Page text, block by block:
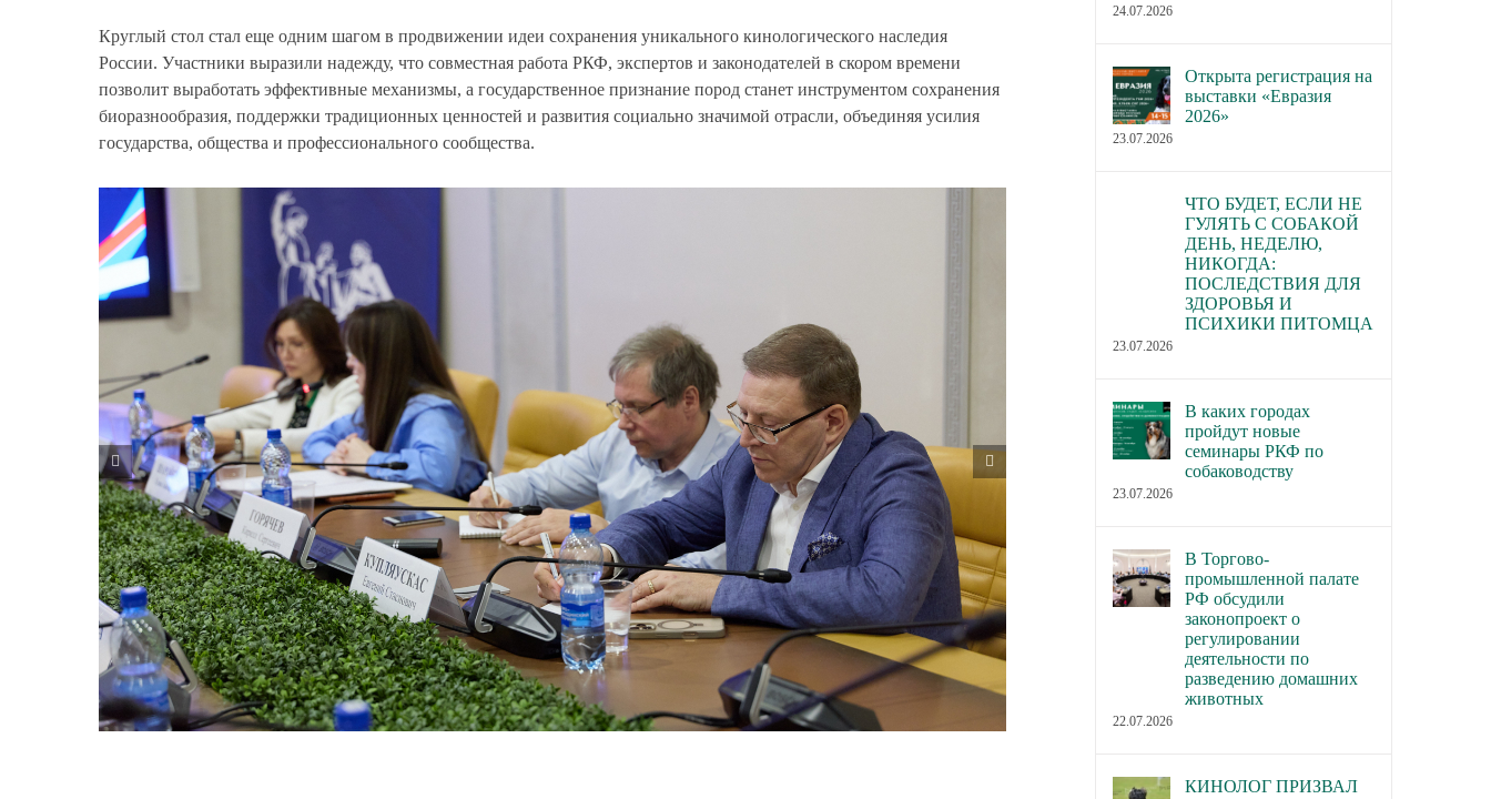
Круглый стол стал еще одним шагом в продвижении идеи сохранения уникального кинологического наследия
России. Участники выразили надежду, что совместная работа РКФ, экспертов и законодателей в скором времени
позволит выработать эффективные механизмы, а государственное признание пород станет инструментом сохранения
биоразнообразия, поддержки традиционных ценностей и развития социально значимой отрасли, объединяя усилия
государства, общества и профессионального сообщества.
24.07.2026
Открыта регистрация на
выставки «Евразия
2026»
23.07.2026
ЧТО БУДЕТ, ЕСЛИ НЕ
ГУЛЯТЬ С СОБАКОЙ
ДЕНЬ, НЕДЕЛЮ,
НИКОГДА:
ПОСЛЕДСТВИЯ ДЛЯ
ЗДОРОВЬЯ И
ПСИХИКИ ПИТОМЦА
23.07.2026
В каких городах
пройдут новые
семинары РКФ по
собаководству
23.07.2026
В Торгово-
промышленной палате
РФ обсудили
законопроект о
регулировании
деятельности по
разведению домашних
животных
22.07.2026
КИНОЛОГ ПРИЗВАЛ